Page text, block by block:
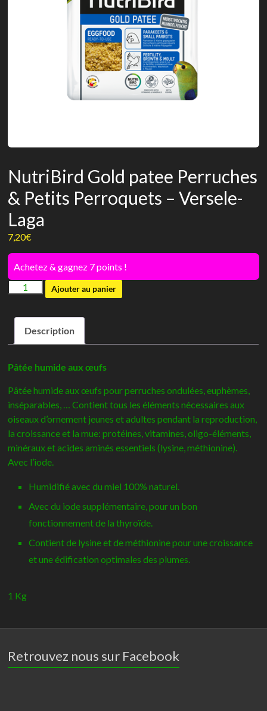
NutriBird Gold patee Perruches
& Petits Perroquets – Versele-
Laga
7,20€
Achetez & gagnez 7 points !
quantité
NutriBird
patee
Petits
Perroquets
-
Versele-
Laga
Ajouter au panier
Description
Pâtée humide aux œufs
Pâtée humide aux œufs pour perruches ondulées, euphèmes,
inséparables, … Contient tous les éléments nécessaires aux
oiseaux d’ornement jeunes et adultes pendant la reproduction,
la croissance et la mue: protéines, vitamines, oligo-éléments,
minéraux et acides aminés essentiels (lysine, méthionine).
Avec l’iode.
Humidifié avec du miel 100% naturel.
Avec du iode supplémentaire, pour un bon
fonctionnement de la thyroïde.
Contient de lysine et de méthionine pour une croissance
et une édification optimales des plumes.
1 Kg
Retrouvez nous sur Facebook